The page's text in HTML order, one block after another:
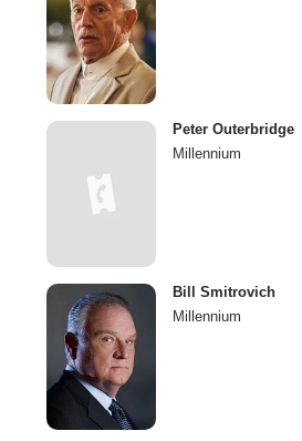
Peter Outerbridge
Millennium
Bill Smitrovich
Millennium